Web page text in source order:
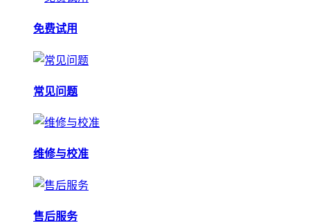
免费试用
常见问题
维修与校准
售后服务